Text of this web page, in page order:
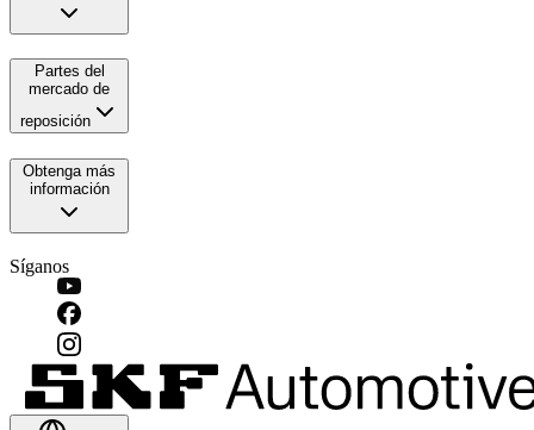
Partes del
mercado de
reposición
Obtenga más
información
Síganos